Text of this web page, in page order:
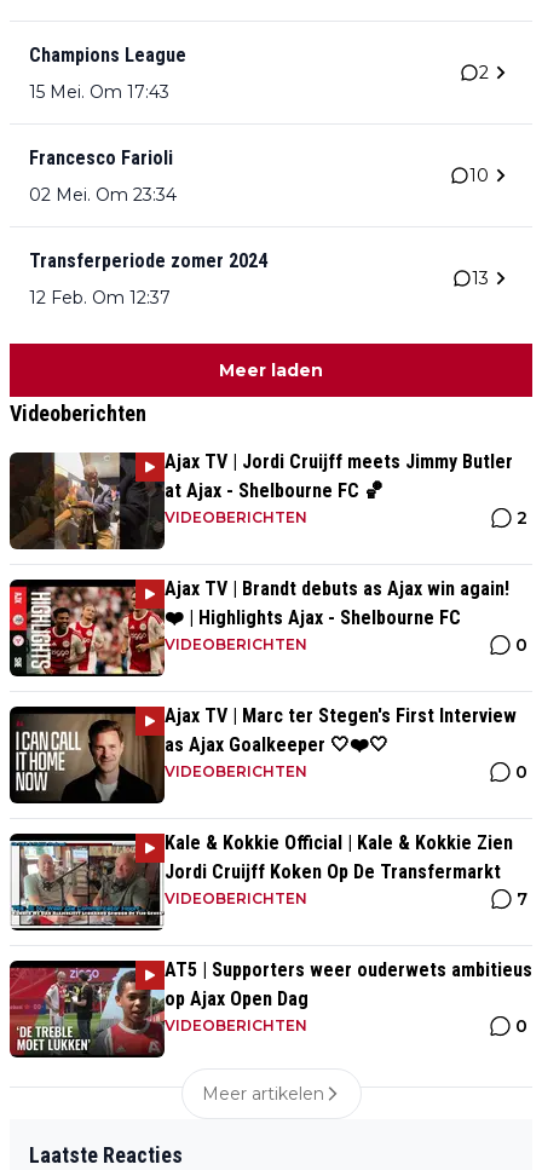
Champions League
15 Mei. Om 17:43
2
Francesco Farioli
02 Mei. Om 23:34
10
Transferperiode zomer 2024
12 Feb. Om 12:37
13
Meer laden
Videoberichten
Ajax TV | Jordi Cruijff meets Jimmy Butler
at Ajax - Shelbourne FC 🏀
VIDEOBERICHTEN 2
Ajax TV | Brandt debuts as Ajax win again!
❤️ | Highlights Ajax - Shelbourne FC
VIDEOBERICHTEN 0
Ajax TV | Marc ter Stegen's First Interview
as Ajax Goalkeeper 🤍❤️🤍
VIDEOBERICHTEN 0
Kale & Kokkie Official | Kale & Kokkie Zien
Jordi Cruijff Koken Op De Transfermarkt
VIDEOBERICHTEN 7
AT5 | Supporters weer ouderwets ambitieus
op Ajax Open Dag
VIDEOBERICHTEN 0
Meer artikelen
Laatste Reacties